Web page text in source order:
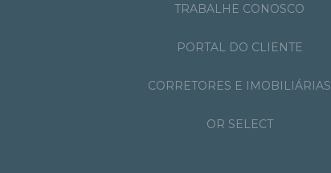
TRABALHE CONOSCO
PORTAL DO CLIENTE
CORRETORES E IMOBILIÁRIAS
OR SELECT